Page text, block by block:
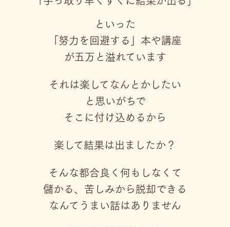
といった
「努力を回避する」本や講座
が五万と溢れています
それは楽してなんとかしたい
と思いがちで
そこに付け込めるから
楽して結果は出ましたか？
そんな都合良く何もしなくて
儲かる、苦しみから脱却できる
なんてうまい話はありません